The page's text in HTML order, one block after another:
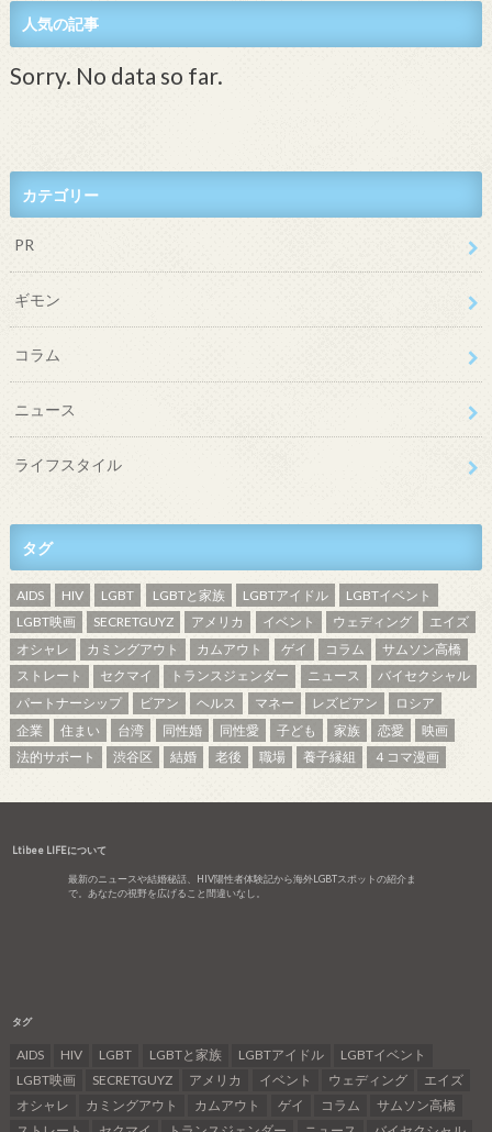
人気の記事
Sorry. No data so far.
カテゴリー
PR
ギモン
コラム
ニュース
ライフスタイル
タグ
AIDS HIV LGBT LGBTと家族 LGBTアイドル
LGBTイベント
LGBT映画
SECRETGUYZ アメリカ イベント ウェディング
エイズ
オシャレ
カミングアウト カムアウト ゲイ コラム
サムソン高橋
ストレート
セクマイ トランスジェンダー ニュース
バイセクシャル
パートナーシップ
ビアン ヘルス マネー レズビアン
ロシア
企業
住まい 台湾 同性婚 同性愛 子ども 家族 恋愛
映画
法的サポート
渋谷区 結婚 老後 職場 養子縁組 ４コマ漫画
Ltibee LIFEについて
最新のニュースや結婚秘話、HIV陽性者体験記から海外LGBTスポットの紹介ま
で。あなたの視野を広げること間違いなし。
タグ
AIDS HIV LGBT LGBTと家族 LGBTアイドル
LGBTイベント
LGBT映画
SECRETGUYZ アメリカ イベント ウェディング
エイズ
オシャレ
カミングアウト カムアウト ゲイ コラム
サムソン高橋